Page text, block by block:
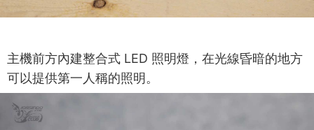
主機前方內建整合式 LED 照明燈，在光線昏暗的地方
可以提供第一人稱的照明。